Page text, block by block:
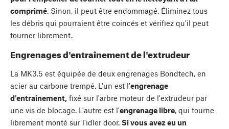
comprimé. Sinon, il peut être endommagé. Éliminez tous
les débris qui pourraient être coincés et vérifiez qu'il peut
tourner librement.
Engrenages d'entraînement de l'extrudeur
La MK3.5 est équipée de deux engrenages Bondtech, en
acier au carbone trempé. L'un est l'engrenage
d'entraînement, fixé sur l'arbre moteur de l'extrudeur par
une vis de blocage. L'autre est l'engrenage libre, qui tourne
librement monté sur l'idler door. Si vous avez eu un